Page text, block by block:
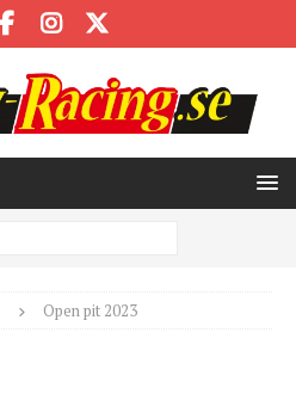
Open pit 2023